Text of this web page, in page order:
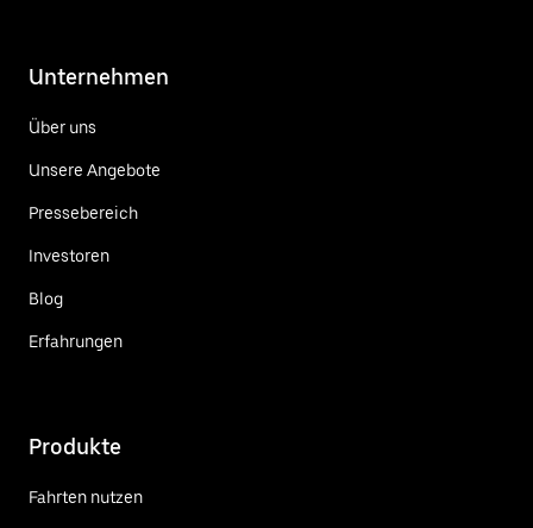
Unternehmen
Über uns
Unsere Angebote
Pressebereich
Investoren
Blog
Erfahrungen
Produkte
Fahrten nutzen